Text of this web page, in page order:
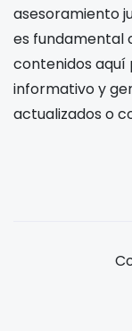
asesoramiento
es fundamental
contenidos
informativo y
actualizados o